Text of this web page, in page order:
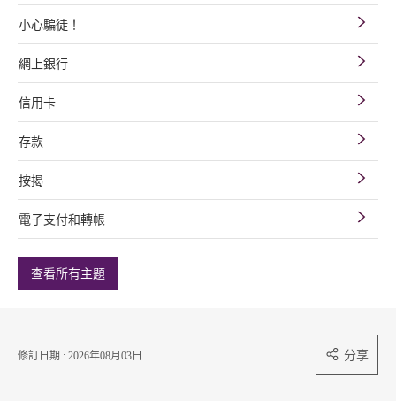
小心騙徒！
網上銀行
信用卡
存款
按揭
電子支付和轉帳
查看所有主題
修訂日期 : 2026年08月03日 分享